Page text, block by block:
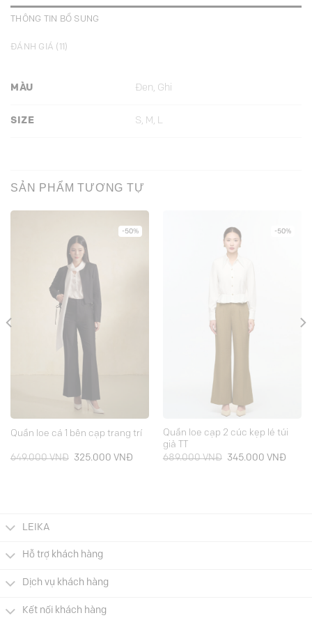
THÔNG TIN BỔ SUNG
ĐÁNH GIÁ (11)
MÀU Đen, Ghi
SIZE S, M, L
SẢN PHẨM TƯƠNG TỰ
-50%
Quần loe cá 1 bên cạp trang trí
649.000VNĐ
Giá
325.000 VNĐGiá
-50%
Quần loe cạp 2 cúc kẹp lé túi
giả TT
689.000VNĐ
Giá
345.000 VNĐGiá
LEIKA
Hỗ trợ khách hàng
Dịch vụ khách hàng
Kết nối khách hàng